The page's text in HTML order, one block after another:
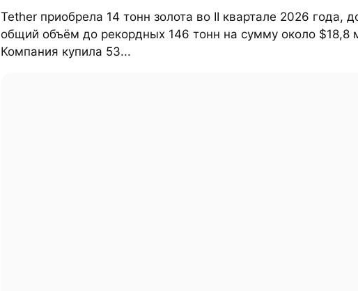
Tether приобрела 14 тонн золота во II квартале 2026 года,
общий объём до рекордных 146 тонн на сумму около $18,8
Компания купила 53...